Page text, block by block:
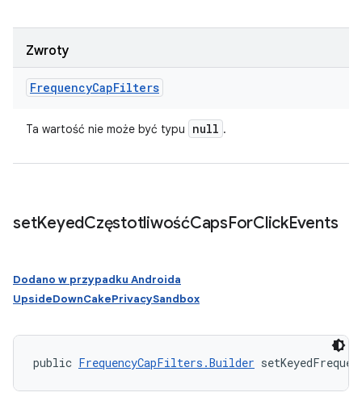
Zwroty
FrequencyCapFilters
Ta wartość nie może być typu null .
setKeyedCzęstotliwośćCapsForClickEvents
Dodano w przypadku Androida
UpsideDownCakePrivacySandbox
public FrequencyCapFilters.Builder